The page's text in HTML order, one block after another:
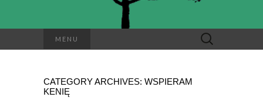
MENU Szukaj:
CATEGORY ARCHIVES: WSPIERAM
KENIĘ